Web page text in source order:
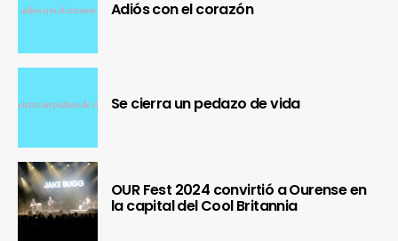
Adiós con el corazón
Se cierra un pedazo de vida
OUR Fest 2024 convirtió a Ourense en
la capital del Cool Britannia